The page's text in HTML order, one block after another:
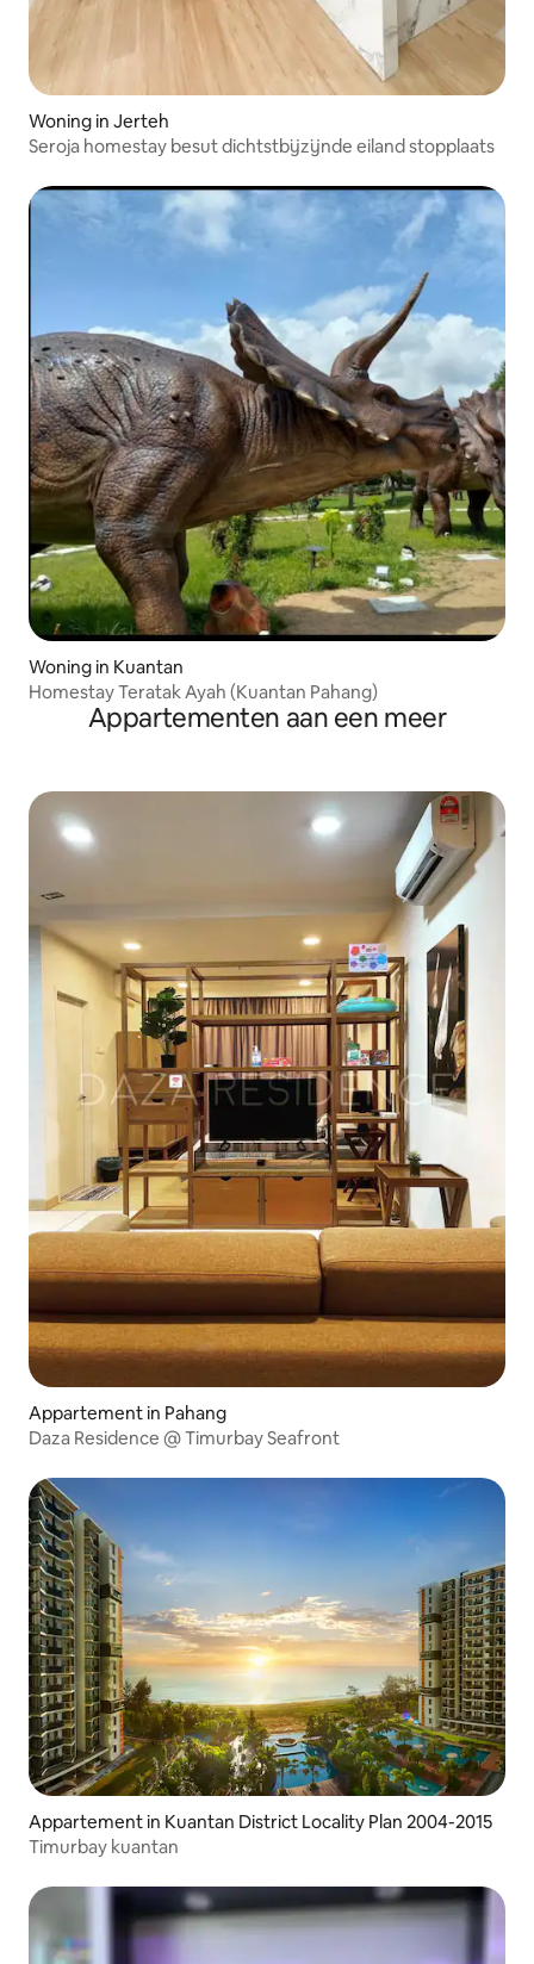
Woning in Jerteh
Seroja homestay besut dichtstbijzijnde eiland stopplaats
Woning in Kuantan
Homestay Teratak Ayah (Kuantan Pahang)
Appartementen aan een meer
Appartement in Pahang
Daza Residence @ Timurbay Seafront
Appartement in Kuantan District Locality Plan 2004-2015
Timurbay kuantan